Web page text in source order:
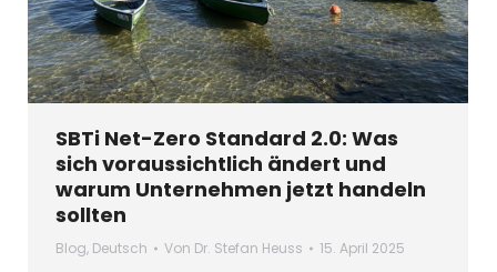
SBTi Net-Zero Standard 2.0: Was
sich voraussichtlich ändert und
warum Unternehmen jetzt handeln
sollten
Blog, Deutsch Von Dr. Stefan Heuss 15. April 2025